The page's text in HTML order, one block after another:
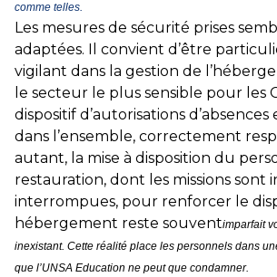
comme telles.
Les mesures de sécurité prises
adaptées. Il convient d’être
vigilant dans la gestion de
le secteur le plus sensible pour les
dispositif d’autorisations
dans l’ensemble, correctement
autant, la mise à disposition du
restauration, dont les missions sont
interrompues, pour renforcer le
hébergement reste souventimparfait
inexistant. Cette réalité place les personnels dans
que l’UNSA Education ne peut que condamner.